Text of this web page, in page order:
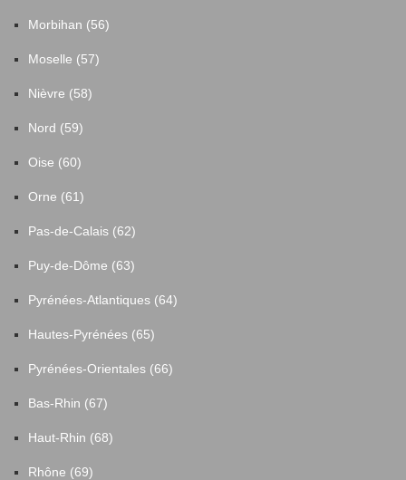
Morbihan (56)
Moselle (57)
Nièvre (58)
Nord (59)
Oise (60)
Orne (61)
Pas-de-Calais (62)
Puy-de-Dôme (63)
Pyrénées-Atlantiques (64)
Hautes-Pyrénées (65)
Pyrénées-Orientales (66)
Bas-Rhin (67)
Haut-Rhin (68)
Rhône (69)